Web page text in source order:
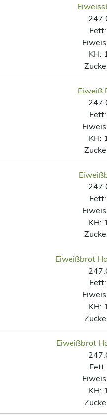
Fett:
Eiweis:
KH:
Eiweiß
Fett:
Eiweis:
KH:
Fett:
Eiweis:
KH:
Eiweißbrot
Fett:
Eiweis:
KH:
Eiweißbrot
Fett:
Eiweis:
KH: